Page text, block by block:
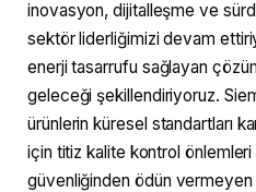
inovasyon, dijitalleşme ve
sektör liderliğimizi devam
enerji tasarrufu sağlayan
geleceği şekillendiriyoruz.
ürünlerin küresel standartları
için titiz kalite kontrol önlemleri
güvenliğinden ödün vermeyen